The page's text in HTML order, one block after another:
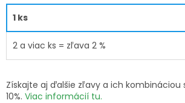
1 ks
2 a viac ks = zľava 2 %
Získajte aj ďalšie zľavy a ich kombináciou
10%. Viac informácií tu.